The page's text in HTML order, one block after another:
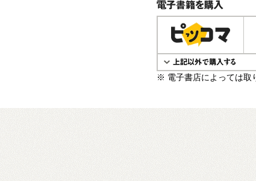
電子書籍で購入
※ 電子書店によっては取